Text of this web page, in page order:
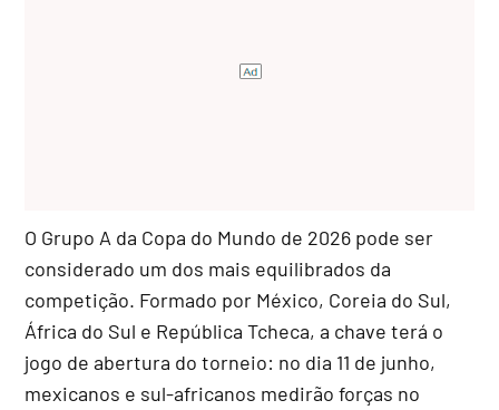
O Grupo A da Copa do Mundo de 2026 pode ser
considerado um dos mais equilibrados da
competição. Formado por México, Coreia do Sul,
África do Sul e República Tcheca, a chave terá o
jogo de abertura do torneio: no dia 11 de junho,
mexicanos e sul-africanos medirão forças no